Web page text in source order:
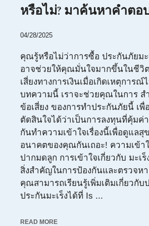
หรือไม่? มาค้นหาคำตอ
04/28/2025
คุณรู้หรือไม่ว่าการซื้อ ประกันภัยมะ
อาจช่วยให้คุณมั่นใจมากขึ้นในชีวิ
เสี่ยงทางการเงินเมื่อเกิดเหตุการ
บทความนี้ เราจะช่วยคุณในการ ส
ข้อเสี่ยง ของการทำประกันภัยนี้ เ
ตัดสินใจได้ว่าเป็นการลงทุนที่คุ้มค่
กันทำความเข้าใจเรื่องนี้เพื่อดูแลสุ
อนาคตของคุณกันเถอะ! ความเข้าใ
ปากมดลูก การเข้าใจเกี่ยวกับ มะเ
สิ่งสำคัญในการป้องกันและตรวจหา
คุณสามารถเรียนรู้เพิ่มเติมเกี่ยวกับ
ประกันมะเร็งได้ที่ Is ...
READ MORE